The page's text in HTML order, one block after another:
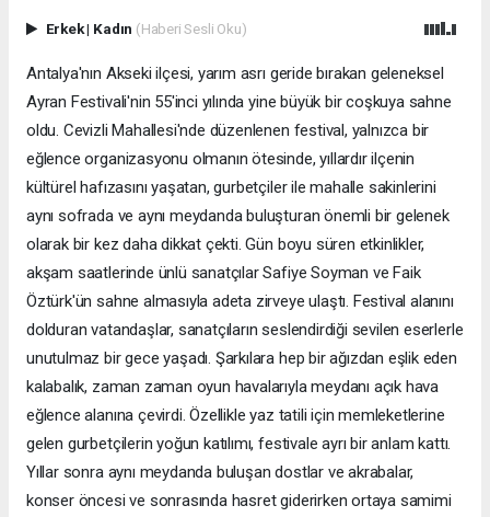
Erkek| Kadın (Haberi Sesli Oku)
Antalya'nın Akseki ilçesi, yarım asrı geride bırakan geleneksel
Ayran Festivali'nin 55'inci yılında yine büyük bir coşkuya sahne
oldu. Cevizli Mahallesi'nde düzenlenen festival, yalnızca bir
eğlence organizasyonu olmanın ötesinde, yıllardır ilçenin
kültürel hafızasını yaşatan, gurbetçiler ile mahalle sakinlerini
aynı sofrada ve aynı meydanda buluşturan önemli bir gelenek
olarak bir kez daha dikkat çekti. Gün boyu süren etkinlikler,
akşam saatlerinde ünlü sanatçılar Safiye Soyman ve Faik
Öztürk'ün sahne almasıyla adeta zirveye ulaştı. Festival alanını
dolduran vatandaşlar, sanatçıların seslendirdiği sevilen eserlerle
unutulmaz bir gece yaşadı. Şarkılara hep bir ağızdan eşlik eden
kalabalık, zaman zaman oyun havalarıyla meydanı açık hava
eğlence alanına çevirdi. Özellikle yaz tatili için memleketlerine
gelen gurbetçilerin yoğun katılımı, festivale ayrı bir anlam kattı.
Yıllar sonra aynı meydanda buluşan dostlar ve akrabalar,
konser öncesi ve sonrasında hasret giderirken ortaya samimi